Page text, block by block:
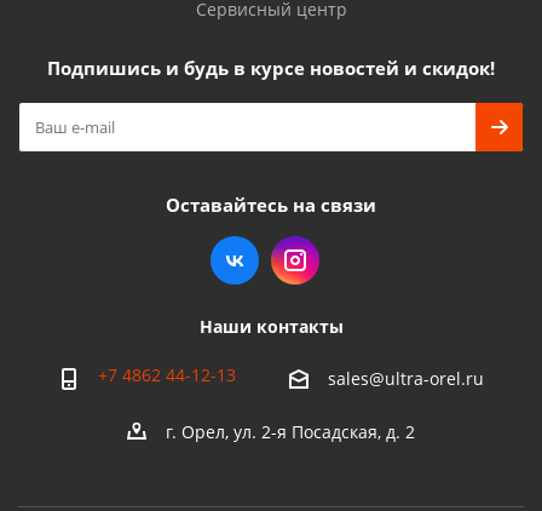
Сервисный центр
Подпишись и будь в курсе новостей и скидок!
Оставайтесь на связи
Наши контакты
+7 4862 44-12-13 sales@ultra-orel.ru
г. Орел, ул. 2-я Посадская, д. 2